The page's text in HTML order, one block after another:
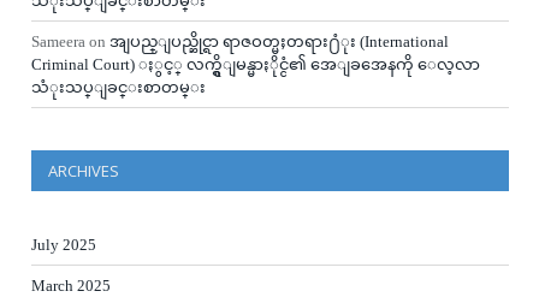
Sameera on အျပည္ျပည္ဆိုင္ရာ ရာဇဝတ္မႈတရား႐ံုး (International
Criminal Court) ႏွင့္ လက္ရွိျမန္မာႏိုင္ငံ၏ အေျခအေနကို ေလ့လာ
သံုးသပ္ျခင္းစာတမ္း
ARCHIVES
July 2025
March 2025